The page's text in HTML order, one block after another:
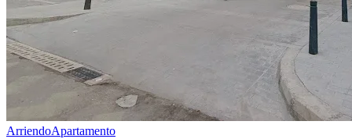
ArriendoApartamento